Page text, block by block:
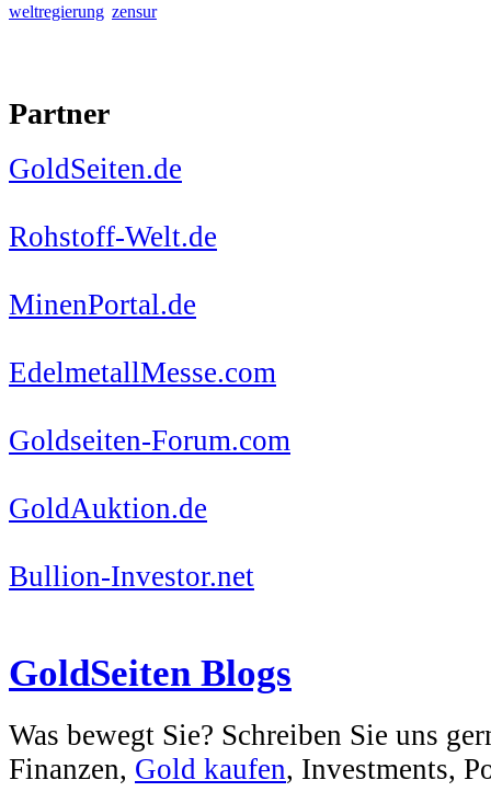
weltregierung zensur
Partner
GoldSeiten.de
Rohstoff-Welt.de
MinenPortal.de
EdelmetallMesse.com
Goldseiten-Forum.com
GoldAuktion.de
Bullion-Investor.net
GoldSeiten Blogs
Was bewegt Sie? Schreiben Sie uns
Finanzen, Gold kaufen, Investments,